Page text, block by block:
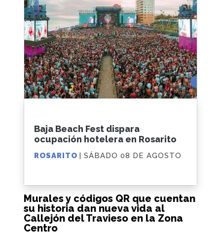
Murales y códigos QR que cuentan
su historia dan nueva vida al
Callejón del Travieso en la Zona
Centro
Baja Beach Fest dispara
ocupación hotelera en Rosarito
ROSARITO | SÁBADO 08 DE AGOSTO